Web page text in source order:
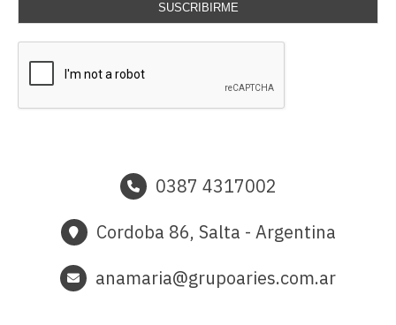
SUSCRIBIRME
0387 4317002
Cordoba 86, Salta - Argentina
anamaria@grupoaries.com.ar